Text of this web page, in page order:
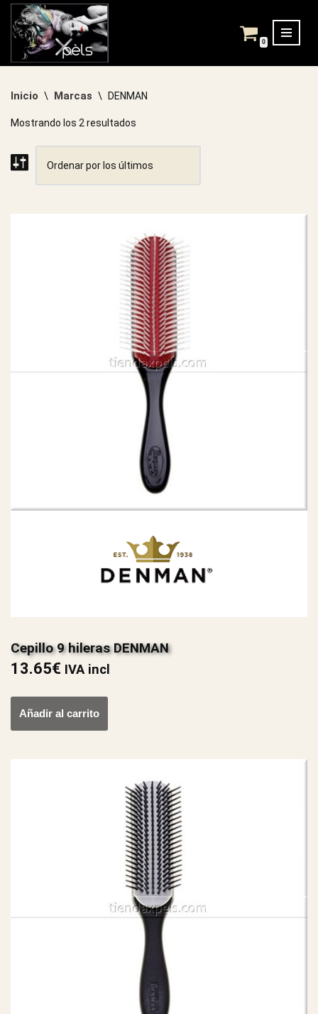
Saltar
0
Inicio \ Marcas \ DENMAN
Mostrando los 2 resultados
Cepillo 9 hileras DENMAN
13.65€ IVA incl
Añadir al carrito